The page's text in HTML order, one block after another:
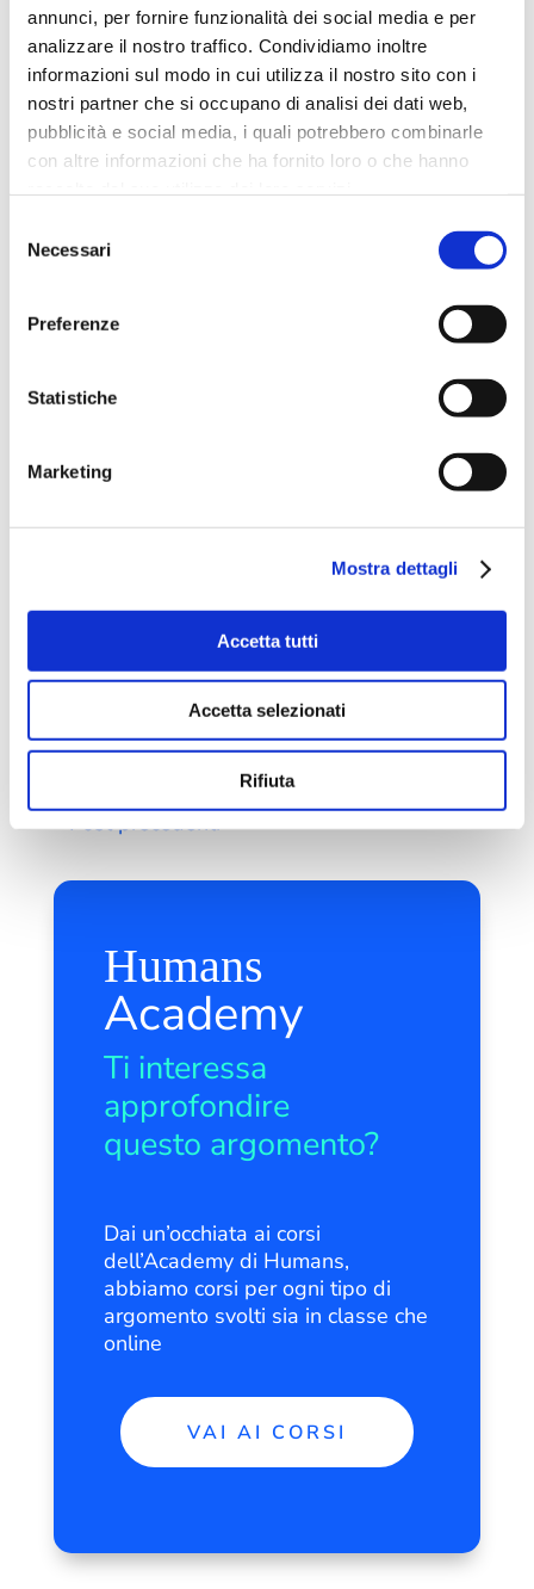
annunci, per fornire funzionalità dei social media e per
analizzare il nostro traffico. Condividiamo inoltre
informazioni sul modo in cui utilizza il nostro sito con i
nostri partner che si occupano di analisi dei dati web,
pubblicità e social media, i quali potrebbero combinarle
con altre informazioni che ha fornito loro o che hanno
delNecessari
Preferenze
Statistiche
Marketing
Mostra dettagli
Accetta tutti
Accetta selezionati
Rifiuta
collega concetti, brand e
persone
Per anni abbiamo fatto SEO come si faceva nel 2010:
« Post precedenti
Humans
Academy
Ti interessa
approfondire
questo argomento?
Dai un’occhiata ai corsi
dell’Academy di Humans,
abbiamo corsi per ogni tipo di
argomento svolti sia in classe che
online
VAI AI CORSI